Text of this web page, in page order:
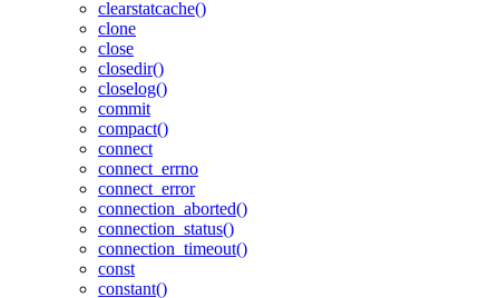
clearstatcache()
clone
close
closedir()
closelog()
commit
compact()
connect
connect_errno
connect_error
connection_aborted()
connection_status()
connection_timeout()
const
constant()